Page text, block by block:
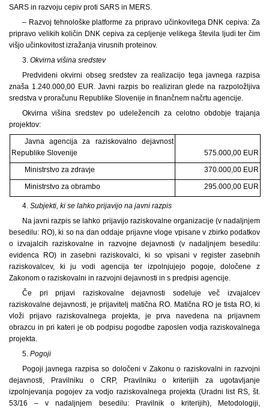
SARS in razvoju cepiv proti SARS in MERS.
– Razvoj tehnološke platforme za pripravo učinkovitega DNK cepiva: Za
pripravo velikih količin DNK cepiva za cepljenje velikega števila ljudi ter čim
višjo učinkovitost izražanja virusnih proteinov.
3. Okvirna višina sredstev
Predvideni okvirni obseg sredstev za realizacijo tega javnega razpisa
znaša 1.240.000,00 EUR. Javni razpis bo realiziran glede na razpoložljiva
sredstva v proračunu Republike Slovenije in finančnem načrtu agencije.
Okvirna višina sredstev po udeležencih za celotno obdobje trajanja
projektov:
Javna agencija za raziskovalno dejavnost
Republike Slovenije
575.000,00 EUR
Ministrstvo za zdravje
370.000,00 EUR
Ministrstvo za obrambo
295.000,00 EUR
4. Subjekti, ki se lahko prijavijo na javni razpis
Na javni razpis se lahko prijavijo raziskovalne organizacije (v nadaljnjem
besedilu: RO), ki so na dan oddaje prijavne vloge vpisane v zbirko podatkov
o izvajalcih raziskovalne in razvojne dejavnosti (v nadaljnjem besedilu:
evidenca RO) in zasebni raziskovalci, ki so vpisani v register zasebnih
raziskovalcev, ki ju vodi agencija ter izpolnjujejo pogoje, določene z
Zakonom o raziskovalni in razvojni dejavnosti in s predpisi agencije.
Če pri prijavi raziskovalne dejavnosti sodeluje več izvajalcev
raziskovalne dejavnosti, je prijavitelj matična RO. Matična RO je tista RO, ki
vloži prijavo raziskovalnega projekta, je prva navedena na prijavnem
obrazcu in pri kateri je ob podpisu pogodbe zaposlen vodja raziskovalnega
projekta.
5. Pogoji
Pogoji javnega razpisa so določeni v Zakonu o raziskovalni in razvojni
dejavnosti, Pravilniku o CRP, Pravilniku o kriterijih za ugotavljanje
izpolnjevanja pogojev za vodjo raziskovalnega projekta (Uradni list RS, št.
53/16 – v nadaljnjem besedilu: Pravilnik o kriterijih), Metodologiji,